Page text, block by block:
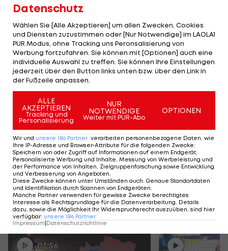
Anders die Kapfenberger, die mit 25 Zählern nur
auf Rang 13 liegen, aber letztlich doch sicher die
Klasse halten.
Die Falken verloren zuletzt 0:3 daheim gegen den
SKN St. Pöltenund kassierten die dritte
Niederlage in Serie. Nun möchten die Steirer
einen versöhnlichen Saisonabschluss feiern.
Tabelle der ADMIRAL 2. Liga >>>
LIVE-Stream:
Mehr zum Thema
03:56
Datenschutz
Wählen Sie [Alle Akzeptieren] um allen Zwecken, Cookies
und Diensten zuzustimmen oder [Nur Notwendige] im LAOLA1
PUR Modus, ohne Tracking uns Peronsalisierung von
Werbung fortzufahren. Sie können mit [Optionen] auch eine
individuelle Auswahl zu treffen. Sie können Ihre Einstellungen
jederzeit über den Button links unten bzw. über den Link in
der Fußzeile anpassen.
ALLE
AKZEPTIEREN
Tracking und
Personalisierung
NUR
NOTWENDIGE
Weiter mit PUR-Abo
OPTIONEN
Wir und unsere 186 Partner verarbeiten personenbezogene Daten, wie
Ihre IP-Adresse und Browser-Attribute für die folgenden Zwecke:
Speichern von oder Zugriff auf Informationen auf einem Endgerät;
Personalisierte Werbung und Inhalte, Messung von Werbeleistung und
der Performance von Inhalten, Zielgruppenforschung sowie Entwicklung
und Verbesserung von Angeboten.
Diese Zwecke können unter Umständen auch: Genaue Standortdaten
und Identifikation durch Scannen von Endgeräten.
Manche Partner verwenden für gewisse Zwecke berechtigtes
Interesse als Rechtsgrundlage für die Datenverarbeitung. Details
dazu, sowie die Möglichkeit Ihr Widerspruchsrecht auszuüben, sind hier
verfügbar: unsere 186 Partner
Impressum Datenschutzrichtlinie